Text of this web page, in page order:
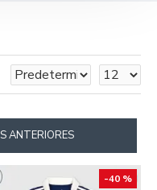
ANTERIORES
-40 %